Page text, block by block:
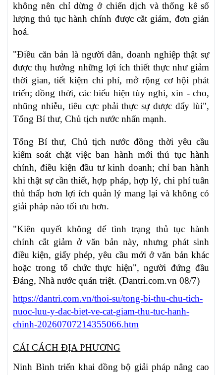
không nên chỉ dừng ở chiến dịch và thống kê số
lượng thủ tục hành chính được cắt giảm, đơn giản
hoá.
"Điều căn bản là người dân, doanh nghiệp thật sự
được thụ hưởng những lợi ích thiết thực như giảm
thời gian, tiết kiệm chi phí, mở rộng cơ hội phát
triển; đồng thời, các biểu hiện tùy nghi, xin - cho,
nhũng nhiễu, tiêu cực phải thực sự được đẩy lùi",
Tổng Bí thư, Chủ tịch nước nhấn mạnh.
Tổng Bí thư, Chủ tịch nước đồng thời yêu cầu
kiểm soát chặt việc ban hành mới thủ tục hành
chính, điều kiện đầu tư kinh doanh; chỉ ban hành
khi thật sự cần thiết, hợp pháp, hợp lý, chi phí tuân
thủ thấp hơn lợi ích quản lý mang lại và không có
giải pháp nào tối ưu hơn.
"Kiên quyết không để tình trạng thủ tục hành
chính cắt giảm ở văn bản này, nhưng phát sinh
điều kiện, giấy phép, yêu cầu mới ở văn bản khác
hoặc trong tổ chức thực hiện", người đứng đầu
Đảng, Nhà nước quán triệt. (Dantri.com.vn 08/7)
https://dantri.com.vn/thoi-su/tong-bi-thu-chu-tich-
nuoc-luu-y-dac-biet-ve-cat-giam-thu-tuc-hanh-
chinh-20260707214355066.htm
CẢI CÁCH ĐỊA PHƯƠNG
Ninh Bình triển khai đồng bộ giải pháp nâng cao